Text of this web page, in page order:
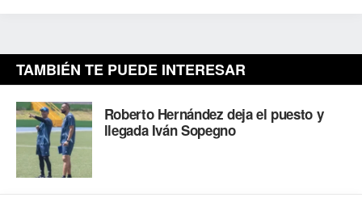
TAMBIÉN TE PUEDE INTERESAR
Roberto Hernández deja el puesto y
llegada Iván Sopegno